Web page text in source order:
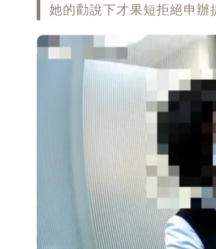
她的勸說下才果短拒絕申辦